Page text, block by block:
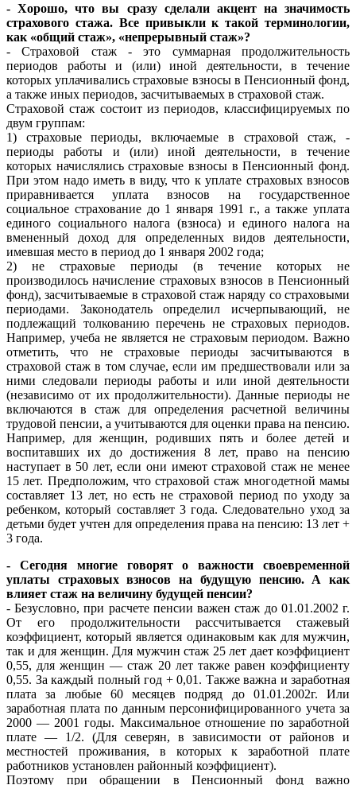
- Хорошо, что вы сразу сделали акцент на значимость
страхового стажа. Все привыкли к такой терминологии,
как «общий стаж», «непрерывный стаж»?
- Страховой стаж - это суммарная продолжительность
периодов работы и (или) иной деятельности, в течение
которых уплачивались страховые взносы в Пенсионный фонд,
а также иных периодов, засчитываемых в страховой стаж.
Страховой стаж состоит из периодов, классифицируемых по
двум группам:
1) страховые периоды, включаемые в страховой стаж, -
периоды работы и (или) иной деятельности, в течение
которых начислялись страховые взносы в Пенсионный фонд.
При этом надо иметь в виду, что к уплате страховых взносов
приравнивается уплата взносов на государственное
социальное страхование до 1 января 1991 г., а также уплата
единого социального налога (взноса) и единого налога на
вмененный доход для определенных видов деятельности,
имевшая место в период до 1 января 2002 года;
2) не страховые периоды (в течение которых не
производилось начисление страховых взносов в Пенсионный
фонд), засчитываемые в страховой стаж наряду со страховыми
периодами. Законодатель определил исчерпывающий, не
подлежащий толкованию перечень не страховых периодов.
Например, учеба не является не страховым периодом. Важно
отметить, что не страховые периоды засчитываются в
страховой стаж в том случае, если им предшествовали или за
ними следовали периоды работы и или иной деятельности
(независимо от их продолжительности). Данные периоды не
включаются в стаж для определения расчетной величины
трудовой пенсии, а учитываются для оценки права на пенсию.
Например, для женщин, родивших пять и более детей и
воспитавших их до достижения 8 лет, право на пенсию
наступает в 50 лет, если они имеют страховой стаж не менее
15 лет. Предположим, что страховой стаж многодетной мамы
составляет 13 лет, но есть не страховой период по уходу за
ребенком, который составляет 3 года. Следовательно уход за
детьми будет учтен для определения права на пенсию: 13 лет +
3 года.
- Сегодня многие говорят о важности своевременной
уплаты страховых взносов на будущую пенсию. А как
влияет стаж на величину будущей пенсии?
- Безусловно, при расчете пенсии важен стаж до 01.01.2002 г.
От его продолжительности рассчитывается стажевый
коэффициент, который является одинаковым как для мужчин,
так и для женщин. Для мужчин стаж 25 лет дает коэффициент
0,55, для женщин — стаж 20 лет также равен коэффициенту
0,55. За каждый полный год + 0,01. Также важна и заработная
плата за любые 60 месяцев подряд до 01.01.2002г. Или
заработная плата по данным персонифицированного учета за
2000 — 2001 годы. Максимальное отношение по заработной
плате — 1/2. (Для северян, в зависимости от районов и
местностей проживания, в которых к заработной плате
работников установлен районный коэффициент).
Поэтому при обращении в Пенсионный фонд важно